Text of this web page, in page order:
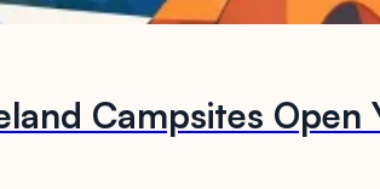
Campsites Open